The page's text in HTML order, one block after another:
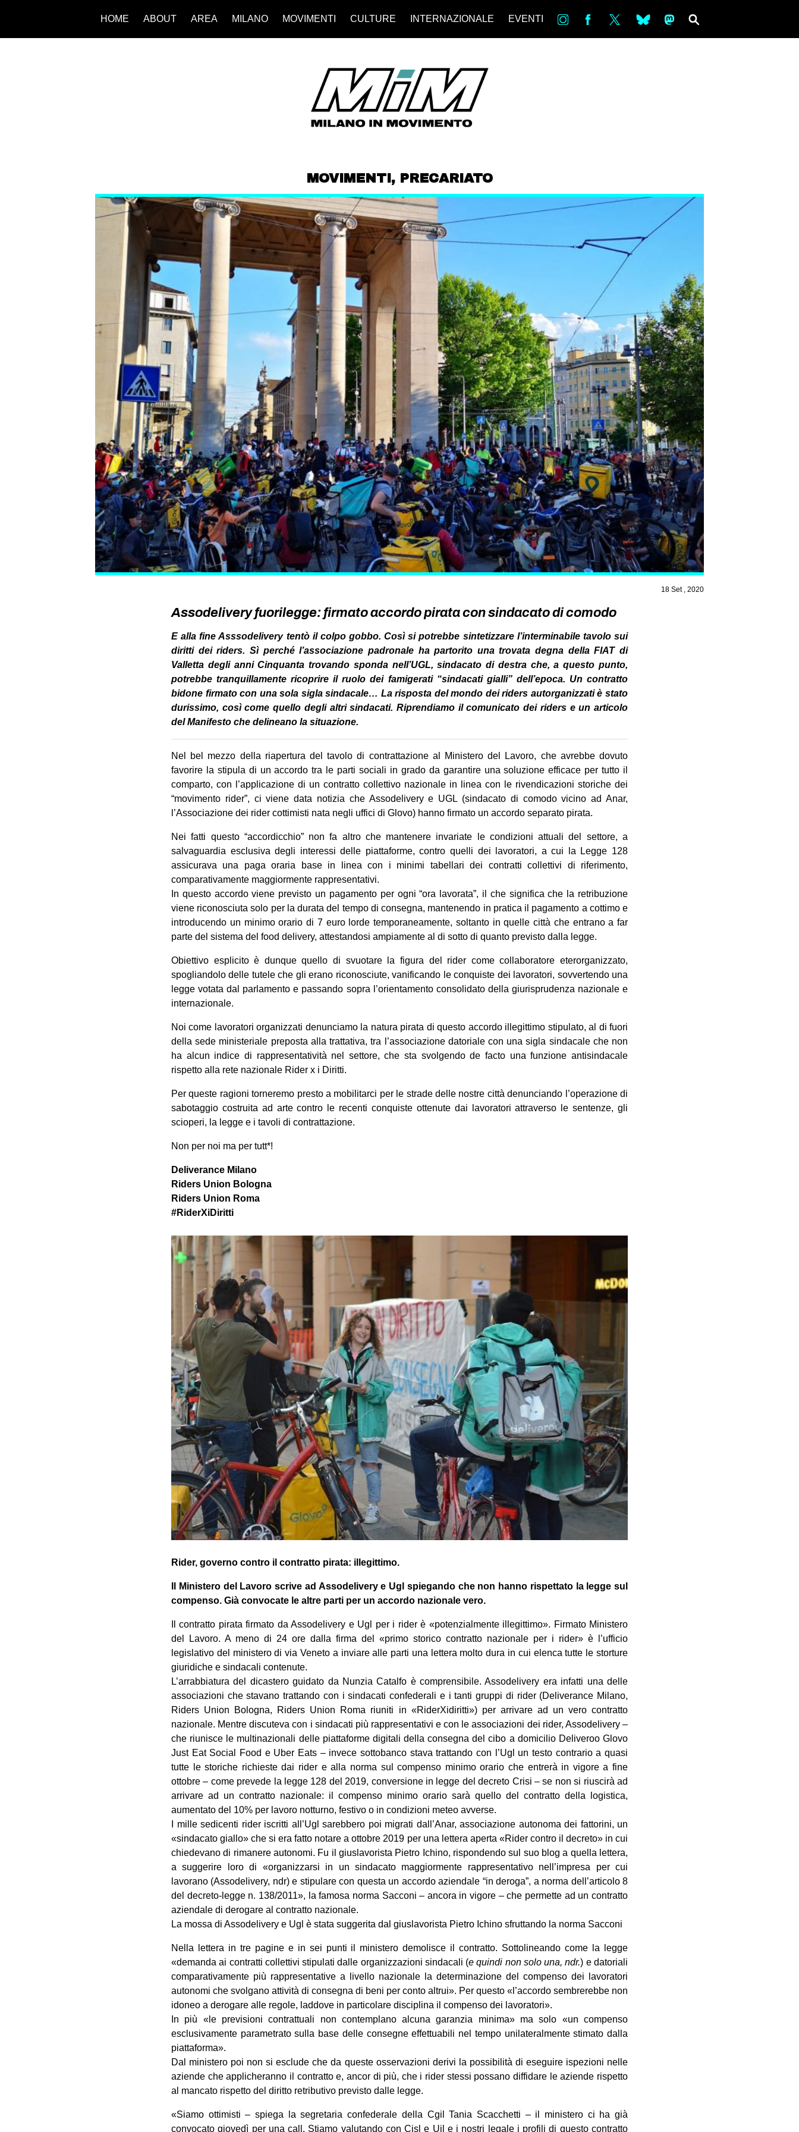
HOME ABOUT AREA MILANO MOVIMENTI CULTURE INTERNAZIONALE EVENTI in bsky ms
MOVIMENTI , PRECARIATO
18 Set , 2020
Assodelivery fuorilegge: firmato accordo pirata con sindacato di comodo
E alla fine Asssodelivery tentò il colpo gobbo. Così si potrebbe sintetizzare l’interminabile tavolo sui
diritti dei riders. Sì perché l’associazione padronale ha partorito una trovata degna della FIAT di
Valletta degli anni Cinquanta trovando sponda nell’UGL, sindacato di destra che, a questo punto,
potrebbe tranquillamente ricoprire il ruolo dei famigerati “sindacati gialli” dell’epoca. Un contratto
bidone firmato con una sola sigla sindacale… La risposta del mondo dei riders autorganizzati è stato
durissimo, così come quello degli altri sindacati. Riprendiamo il comunicato dei riders e un articolo
del Manifesto che delineano la situazione.
Nel bel mezzo della riapertura del tavolo di contrattazione al Ministero del Lavoro, che avrebbe dovuto
favorire la stipula di un accordo tra le parti sociali in grado da garantire una soluzione efficace per tutto il
comparto, con l’applicazione di un contratto collettivo nazionale in linea con le rivendicazioni storiche dei
“movimento rider”, ci viene data notizia che Assodelivery e UGL (sindacato di comodo vicino ad Anar,
l’Associazione dei rider cottimisti nata negli uffici di Glovo) hanno firmato un accordo separato pirata.
Nei fatti questo “accordicchio” non fa altro che mantenere invariate le condizioni attuali del settore, a
salvaguardia esclusiva degli interessi delle piattaforme, contro quelli dei lavoratori, a cui la Legge 128
assicurava una paga oraria base in linea con i minimi tabellari dei contratti collettivi di riferimento,
comparativamente maggiormente rappresentativi.
In questo accordo viene previsto un pagamento per ogni “ora lavorata”, il che significa che la retribuzione
viene riconosciuta solo per la durata del tempo di consegna, mantenendo in pratica il pagamento a cottimo e
introducendo un minimo orario di 7 euro lorde temporaneamente, soltanto in quelle città che entrano a far
parte del sistema del food delivery, attestandosi ampiamente al di sotto di quanto previsto dalla legge.
Obiettivo esplicito è dunque quello di svuotare la figura del rider come collaboratore eterorganizzato,
spogliandolo delle tutele che gli erano riconosciute, vanificando le conquiste dei lavoratori, sovvertendo una
legge votata dal parlamento e passando sopra l’orientamento consolidato della giurisprudenza nazionale e
internazionale.
Noi come lavoratori organizzati denunciamo la natura pirata di questo accordo illegittimo stipulato, al di fuori
della sede ministeriale preposta alla trattativa, tra l’associazione datoriale con una sigla sindacale che non
ha alcun indice di rappresentatività nel settore, che sta svolgendo de facto una funzione antisindacale
rispetto alla rete nazionale Rider x i Diritti.
Per queste ragioni torneremo presto a mobilitarci per le strade delle nostre città denunciando l’operazione di
sabotaggio costruita ad arte contro le recenti conquiste ottenute dai lavoratori attraverso le sentenze, gli
scioperi, la legge e i tavoli di contrattazione.
Non per noi ma per tutt*!
Deliverance Milano
Riders Union Bologna
Riders Union Roma
#RiderXiDiritti
Rider, governo contro il contratto pirata: illegittimo.
Il Ministero del Lavoro scrive ad Assodelivery e Ugl spiegando che non hanno rispettato la legge sul
compenso. Già convocate le altre parti per un accordo nazionale vero.
Il contratto pirata firmato da Assodelivery e Ugl per i rider è «potenzialmente illegittimo». Firmato Ministero
del Lavoro. A meno di 24 ore dalla firma del «primo storico contratto nazionale per i rider» è l’ufficio
legislativo del ministero di via Veneto a inviare alle parti una lettera molto dura in cui elenca tutte le storture
giuridiche e sindacali contenute.
L’arrabbiatura del dicastero guidato da Nunzia Catalfo è comprensibile. Assodelivery era infatti una delle
associazioni che stavano trattando con i sindacati confederali e i tanti gruppi di rider (Deliverance Milano,
Riders Union Bologna, Riders Union Roma riuniti in «RiderXidiritti») per arrivare ad un vero contratto
nazionale. Mentre discuteva con i sindacati più rappresentativi e con le associazioni dei rider, Assodelivery –
che riunisce le multinazionali delle piattaforme digitali della consegna del cibo a domicilio Deliveroo Glovo
Just Eat Social Food e Uber Eats – invece sottobanco stava trattando con l’Ugl un testo contrario a quasi
tutte le storiche richieste dai rider e alla norma sul compenso minimo orario che entrerà in vigore a fine
ottobre – come prevede la legge 128 del 2019, conversione in legge del decreto Crisi – se non si riuscirà ad
arrivare ad un contratto nazionale: il compenso minimo orario sarà quello del contratto della logistica,
aumentato del 10% per lavoro notturno, festivo o in condizioni meteo avverse.
I mille sedicenti rider iscritti all’Ugl sarebbero poi migrati dall’Anar, associazione autonoma dei fattorini, un
«sindacato giallo» che si era fatto notare a ottobre 2019 per una lettera aperta «Rider contro il decreto» in cui
chiedevano di rimanere autonomi. Fu il giuslavorista Pietro Ichino, rispondendo sul suo blog a quella lettera,
a suggerire loro di «organizzarsi in un sindacato maggiormente rappresentativo nell’impresa per cui
lavorano (Assodelivery, ndr) e stipulare con questa un accordo aziendale “in deroga”, a norma dell’articolo 8
del decreto-legge n. 138/2011», la famosa norma Sacconi – ancora in vigore – che permette ad un contratto
aziendale di derogare al contratto nazionale.
La mossa di Assodelivery e Ugl è stata suggerita dal giuslavorista Pietro Ichino sfruttando la norma Sacconi
Nella lettera in tre pagine e in sei punti il ministero demolisce il contratto. Sottolineando come la legge
«demanda ai contratti collettivi stipulati dalle organizzazioni sindacali (e quindi non solo una, ndr.) e datoriali
comparativamente più rappresentative a livello nazionale la determinazione del compenso dei lavoratori
autonomi che svolgano attività di consegna di beni per conto altrui». Per questo «l’accordo sembrerebbe non
idoneo a derogare alle regole, laddove in particolare disciplina il compenso dei lavoratori».
In più «le previsioni contrattuali non contemplano alcuna garanzia minima» ma solo «un compenso
esclusivamente parametrato sulla base delle consegne effettuabili nel tempo unilateralmente stimato dalla
piattaforma».
Dal ministero poi non si esclude che da queste osservazioni derivi la possibilità di eseguire ispezioni nelle
aziende che applicheranno il contratto e, ancor di più, che i rider stessi possano diffidare le aziende rispetto
al mancato rispetto del diritto retributivo previsto dalle legge.
«Siamo ottimisti – spiega la segretaria confederale della Cgil Tania Scacchetti – il ministero ci ha già
convocato giovedì per una call. Stiamo valutando con Cisl e Uil e i nostri legale i profili di questo contratto